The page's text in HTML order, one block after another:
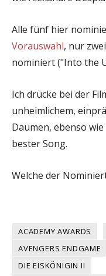
Alle fünf hier
Vorauswahl, nur
nominiert ("Into the
Ich drücke bei der
unheimlichem,
Daumen, ebenso
bester Song.
Welche der
ACADEMY AWARDS
AVENGERS ENDGAME
DIE EISKÖNIGIN II